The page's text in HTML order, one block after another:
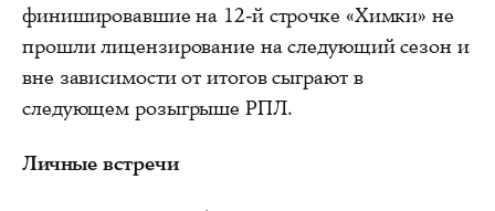
финишировавшие на 12-й строчке «Химки» не
прошли лицензирование на следующий сезон и
вне зависимости от итогов сыграют в
следующем розыгрыше РПЛ.
Личные встречи